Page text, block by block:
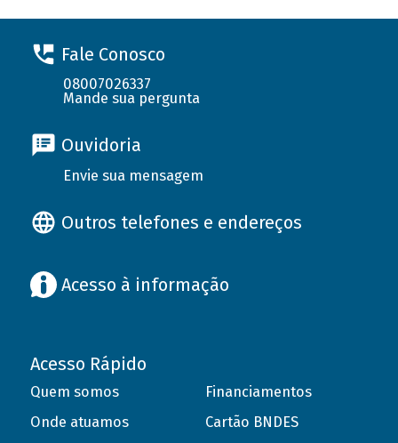
Fale Conosco
08007026337
Mande sua pergunta
Ouvidoria
Envie sua mensagem
Outros telefones e endereços
Acesso à informação
Acesso Rápido
Quem somos
Onde atuamos
Financiamentos
Cartão BNDES